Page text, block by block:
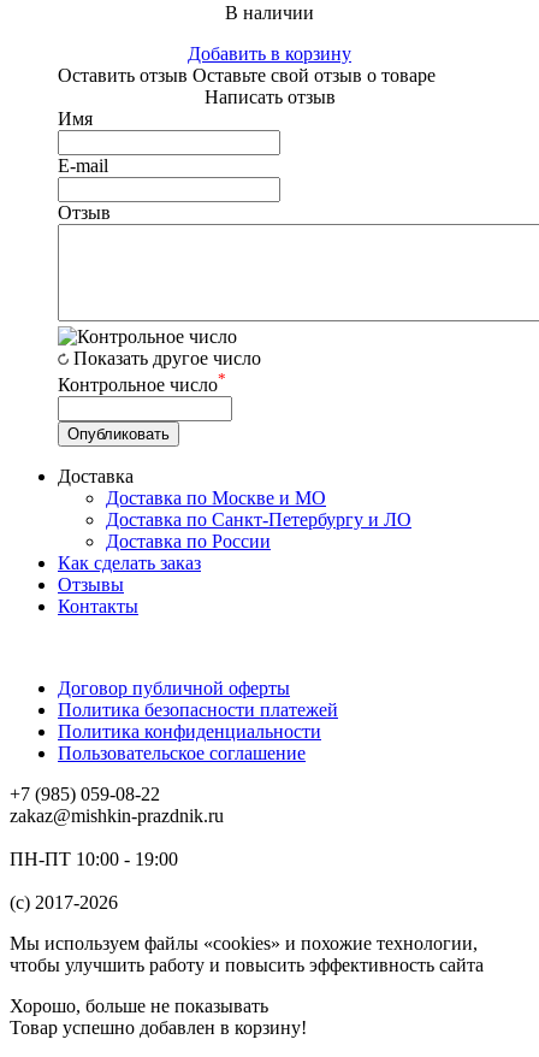
В наличии
Добавить в корзину
Оставить отзыв Оставьте свой отзыв о товаре
Написать отзыв
Имя
E-mail
Отзыв
Показать другое число
Контрольное число*
Доставка
Доставка по Москве и МО
Доставка по Санкт-Петербургу и ЛО
Доставка по России
Как сделать заказ
Отзывы
Контакты
Договор публичной оферты
Политика безопасности платежей
Политика конфиденциальности
Пользовательское соглашение
+7 (985) 059-08-22
zakaz@mishkin-prazdnik.ru
ПН-ПТ 10:00 - 19:00
(c) 2017-2026
Мы используем файлы «cookies» и похожие технологии,
чтобы улучшить работу и повысить эффективность сайта
Хорошо, больше не показывать
Товар успешно добавлен в корзину!